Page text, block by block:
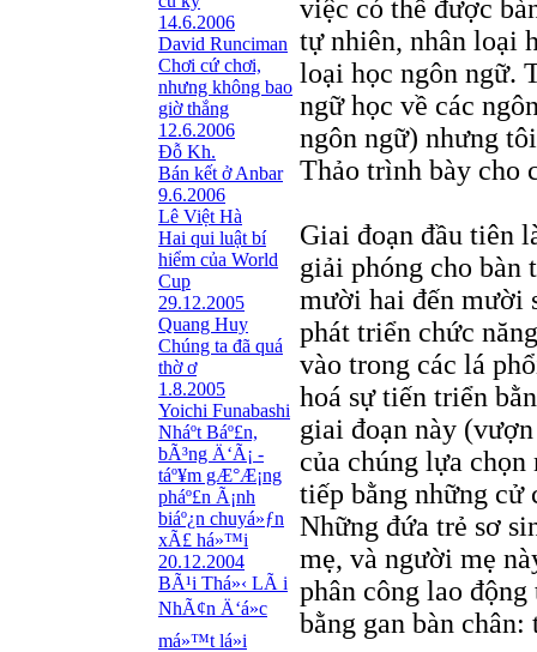
14.6.2006
David Runciman
Chơi cứ chơi,
nhưng không bao
giờ thắng
12.6.2006
Đỗ Kh.
Bán kết ở Anbar
9.6.2006
Lê Việt Hà
Hai qui luật bí
hiểm của World
Cup
29.12.2005
Quang Huy
Chúng ta đã quá
thờ ơ
1.8.2005
Yoichi Funabashi
Nháº­t Báº£n,
bÃ³ng Ä‘Ã¡ -
táº¥m gÆ°Æ¡ng
pháº£n Ã¡nh
biáº¿n chuyá»ƒn
xÃ£ há»™i
20.12.2004
BÃ¹i Thá»‹ LÃ i
NhÃ¢n Ä‘á»c
má»™t lá»i
việc có thể được
tự nhiên, nhân loại
loại học ngôn ngữ.
ngữ học về các
ngôn ngữ) nhưng
Thảo trình bày cho
Giai đoạn đầu tiên
giải phóng cho bàn
mười hai đến mười
phát triển chức
vào trong các lá
hoá sự tiến triển
giai đoạn này
của chúng lựa
tiếp bằng những cử
Những đứa trẻ sơ
mẹ, và người mẹ
phân công lao
bằng gan bàn